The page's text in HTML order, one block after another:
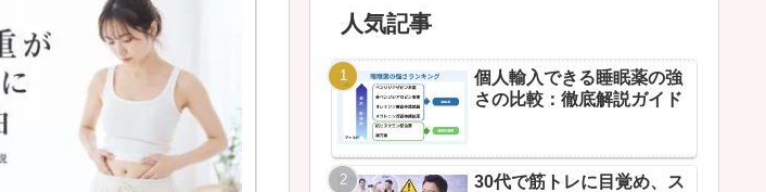
人気記事
個人輸入できる睡眠薬の強
さの比較：徹底解説ガイド
30代で筋トレに目覚め、ス